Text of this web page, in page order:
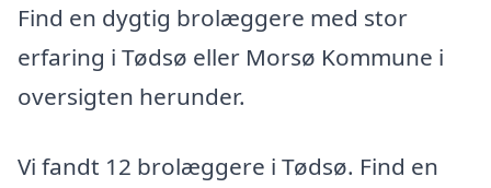
Find en dygtig brolæggere med stor
erfaring i Tødsø eller Morsø Kommune i
oversigten herunder.
Vi fandt 12 brolæggere i Tødsø. Find en